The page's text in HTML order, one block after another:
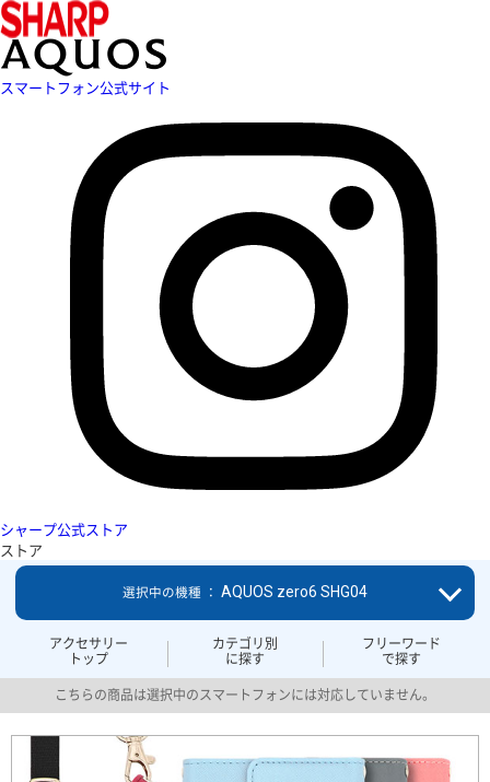
スマートフォン公式サイト
シャープ公式ストア
ストア
アクセサリー
トップ
カテゴリ別
に探す
フリーワード
で探す
選択中の機種 ： AQUOS zero6 SHG04
こちらの商品は選択中のスマートフォンには対応していません。